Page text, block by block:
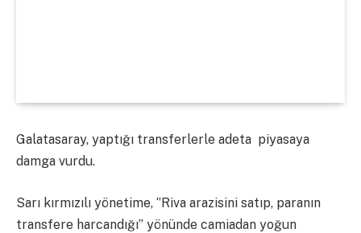
Galatasaray, yaptığı transferlerle adeta piyasaya
damga vurdu.
Sarı kırmızılı yönetime, ‘’Riva arazisini satıp, paranın
transfere harcandığı’’ yönünde camiadan yoğun